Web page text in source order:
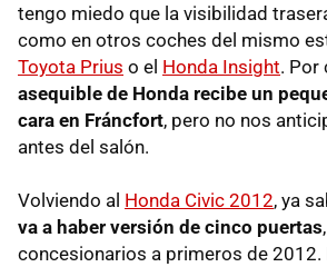
tengo miedo que la visibilidad
como en otros coches del mismo
Toyota Prius o el Honda Insight. Por
asequible de Honda recibe un
cara en Fráncfort, pero no nos
antes del salón.
Volviendo al Honda Civic 2012, ya
va a haber versión de cinco puertas
concesionarios a primeros de 2012.